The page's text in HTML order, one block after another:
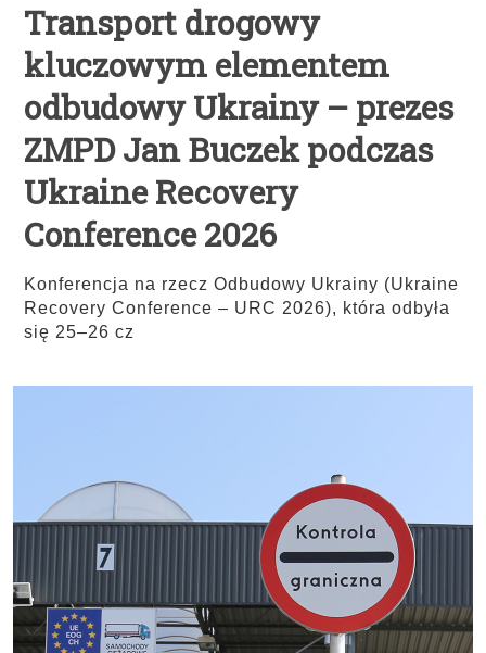
Transport drogowy
kluczowym elementem
odbudowy Ukrainy – prezes
ZMPD Jan Buczek podczas
Ukraine Recovery
Conference 2026
Konferencja na rzecz Odbudowy Ukrainy (Ukraine
Recovery Conference – URC 2026), która odbyła
się 25–26 cz